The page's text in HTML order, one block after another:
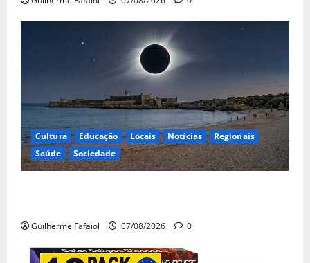
Cultura Educação Locais Notícias
Regionais
Saúde
Sociedade
Guilherme Fafaiol 07/08/2026 0